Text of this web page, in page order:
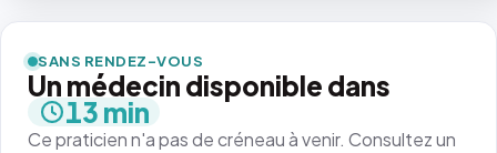
SANS RENDEZ-VOUS
Un médecin disponible dans
13 min
Ce praticien n'a pas de créneau à venir. Consultez un